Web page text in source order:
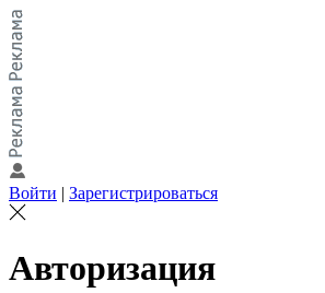
Войти | Зарегистрироваться
Авторизация